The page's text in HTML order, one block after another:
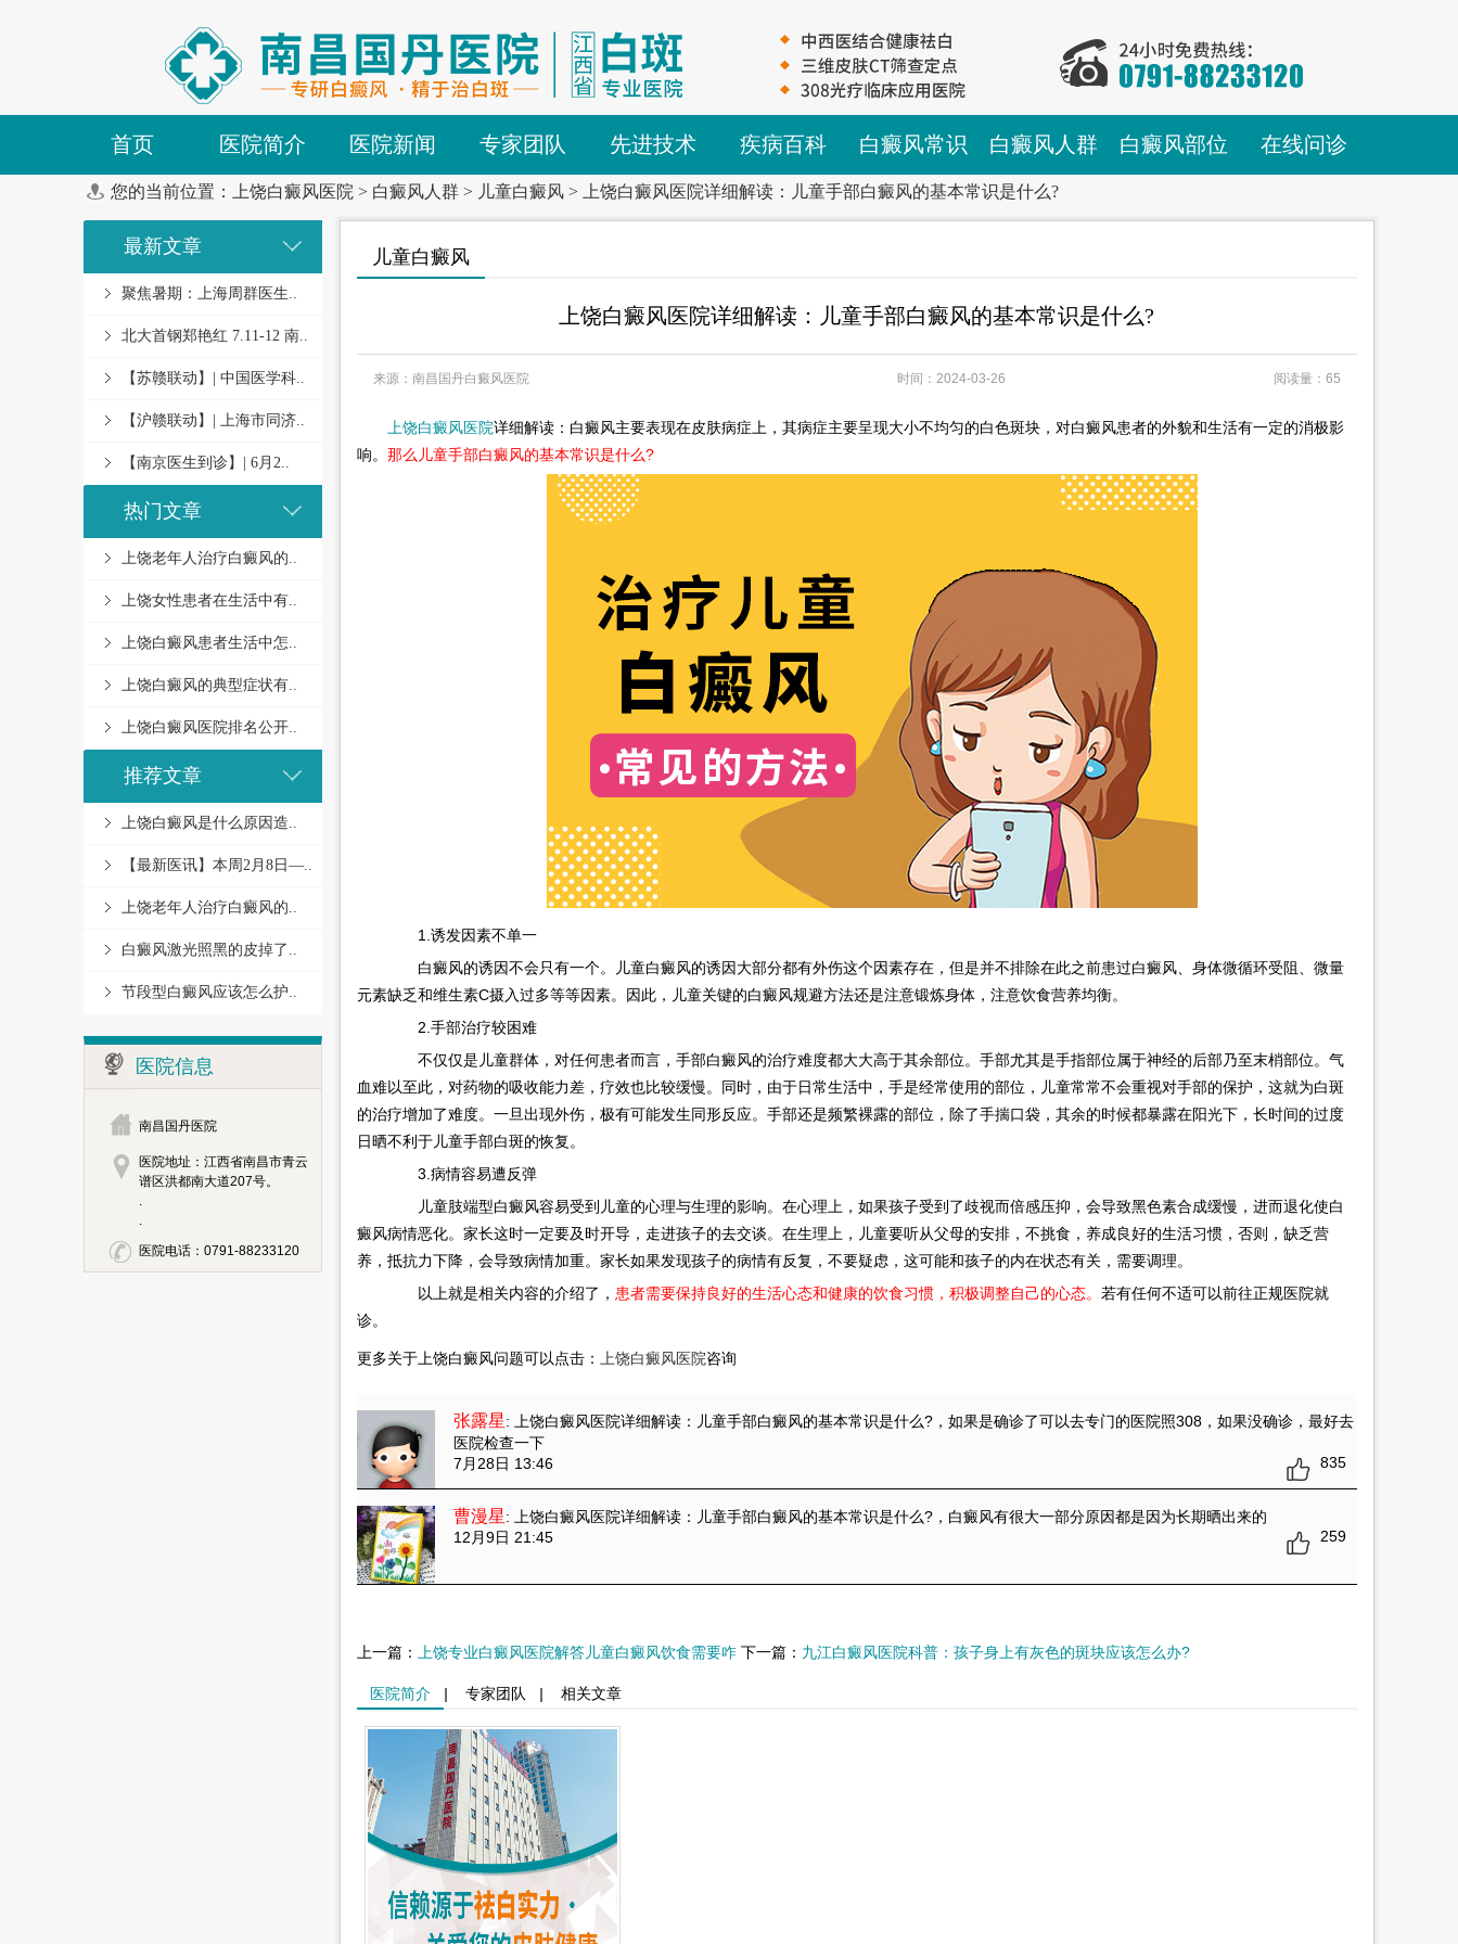
首页 医院简介 医院新闻 专家团队 先进技术 疾病百科 白癜风常识 白癜风人群 白癜风部位 在线问诊
您的当前位置： 上饶白癜风医院 > 白癜风人群 > 儿童白癜风 > 上饶白癜风医院详细解读：儿童手部白癜风的基本常识是什么?
最新文章
聚焦暑期：上海周群医生..
北大首钢郑艳红 7.11-12 南..
【苏赣联动】| 中国医学科..
【沪赣联动】| 上海市同济..
【南京医生到诊】| 6月2..
热门文章
上饶老年人治疗白癜风的..
上饶女性患者在生活中有..
上饶白癜风患者生活中怎..
上饶白癜风的典型症状有..
上饶白癜风医院排名公开..
推荐文章
上饶白癜风是什么原因造..
【最新医讯】本周2月8日—..
上饶老年人治疗白癜风的..
白癜风激光照黑的皮掉了..
节段型白癜风应该怎么护..
医院信息
南昌国丹医院
医院地址：江西省南昌市青云
谱区洪都南大道207号。
.
.
医院电话：0791-88233120
儿童白癜风
上饶白癜风医院详细解读：儿童手部白癜风的基本常识是什么?
来源：南昌国丹白癜风医院 时间：2024-03-26 阅读量：65
上饶白癜风医院详细解读：白癜风主要表现在皮肤病症上，其病症主要呈现大小不均匀的白色斑块，对白癜风患者的外貌和生活有一定的消极影
响。 那么儿童手部白癜风的基本常识是什么?
1.诱发因素不单一
白癜风的诱因不会只有一个。儿童白癜风的诱因大部分都有外伤这个因素存在，但是并不排除在此之前患过白癜风、身体微循环受阻、微量
元素缺乏和维生素C摄入过多等等因素。因此，儿童关键的白癜风规避方法还是注意锻炼身体，注意饮食营养均衡。
2.手部治疗较困难
不仅仅是儿童群体，对任何患者而言，手部白癜风的治疗难度都大大高于其余部位。手部尤其是手指部位属于神经的后部乃至末梢部位。气
血难以至此，对药物的吸收能力差，疗效也比较缓慢。同时，由于日常生活中，手是经常使用的部位，儿童常常不会重视对手部的保护，这就为白斑
的治疗增加了难度。一旦出现外伤，极有可能发生同形反应。手部还是频繁裸露的部位，除了手揣口袋，其余的时候都暴露在阳光下，长时间的过度
日晒不利于儿童手部白斑的恢复。
3.病情容易遭反弹
儿童肢端型白癜风容易受到儿童的心理与生理的影响。在心理上，如果孩子受到了歧视而倍感压抑，会导致黑色素合成缓慢，进而退化使白
癜风病情恶化。家长这时一定要及时开导，走进孩子的去交谈。在生理上，儿童要听从父母的安排，不挑食，养成良好的生活习惯，否则，缺乏营
养，抵抗力下降，会导致病情加重。家长如果发现孩子的病情有反复，不要疑虑，这可能和孩子的内在状态有关，需要调理。
以上就是相关内容的介绍了， 患者需要保持良好的生活心态和健康的饮食习惯，积极调整自己的心态。 若有任何不适可以前往正规医院就
诊。
更多关于上饶白癜风问题可以点击： 上饶白癜风医院咨询
张露星: 上饶白癜风医院详细解读：儿童手部白癜风的基本常识是什么? ，如果是确诊了可以去专门的医院照308，如果没确诊，最好去
医院检查一下
7月28日 13:46
835
曹漫星: 上饶白癜风医院详细解读：儿童手部白癜风的基本常识是什么? ，白癜风有很大一部分原因都是因为长期晒出来的
12月9日 21:45
259
上一篇： 上饶专业白癜风医院解答儿童白癜风饮食需要咋下一篇： 九江白癜风医院科普：孩子身上有灰色的斑块应该怎么办?
医院简介 | 专家团队 | 相关文章